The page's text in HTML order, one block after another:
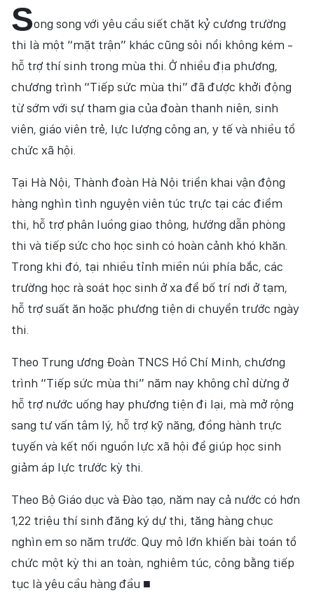
Song song với yêu cầu siết chặt kỷ cương trường
thi là một “mặt trận” khác cũng sôi nổi không kém -
hỗ trợ thí sinh trong mùa thi. Ở nhiều địa phương,
chương trình “Tiếp sức mùa thi” đã được khởi động
từ sớm với sự tham gia của đoàn thanh niên, sinh
viên, giáo viên trẻ, lực lượng công an, y tế và nhiều tổ
chức xã hội.
Tại Hà Nội, Thành đoàn Hà Nội triển khai vận động
hàng nghìn tình nguyện viên túc trực tại các điểm
thi, hỗ trợ phân luồng giao thông, hướng dẫn phòng
thi và tiếp sức cho học sinh có hoàn cảnh khó khăn.
Trong khi đó, tại nhiều tỉnh miền núi phía bắc, các
trường học rà soát học sinh ở xa để bố trí nơi ở tạm,
hỗ trợ suất ăn hoặc phương tiện di chuyển trước ngày
thi.
Theo Trung ương Đoàn TNCS Hồ Chí Minh, chương
trình “Tiếp sức mùa thi” năm nay không chỉ dừng ở
hỗ trợ nước uống hay phương tiện đi lại, mà mở rộng
sang tư vấn tâm lý, hỗ trợ kỹ năng, đồng hành trực
tuyến và kết nối nguồn lực xã hội để giúp học sinh
giảm áp lực trước kỳ thi.
Theo Bộ Giáo dục và Đào tạo, năm nay cả nước có hơn
1,22 triệu thí sinh đăng ký dự thi, tăng hàng chục
nghìn em so năm trước. Quy mô lớn khiến bài toán tổ
chức một kỳ thi an toàn, nghiêm túc, công bằng tiếp
tục là yêu cầu hàng đầu ■